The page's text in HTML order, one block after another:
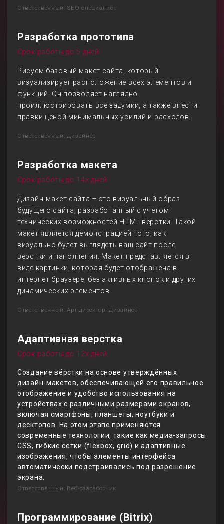
Ответственный: SEO специалист
Разработка прототипа
Срок работы до 5 дней
Рисуем базовый макет сайта, который
визуализирует расположение всех элементов и
функций. Он позволяет наглядно
проиллюстрировать все задумки, а также внести
правки ценой минимальных усилий и расходов.
Ответственный: Дизайнер
Разработка макета
Срок работы до 14х дней
Дизайн-макет сайта – это визуальный образ
будущего сайта, разработанный с учетом
технических возможностей HTML верстки. Такой
макет является демонстрацией того, как
визуально будет выглядеть ваш сайт после
верстки и наполнения. Макет представляется в
виде картинки, которая будет отображена в
интернет браузере, без активных кнопок и других
динамических элементов.
Ответственный: Арт-директор, Дизайнер
Адаптивная верстка
Срок работы до 12х дней
Создание вёрстки на основе утверждённых
дизайн-макетов, обеспечивающей его правильное
отображение и удобство использования на
устройствах с различными размерами экранов,
включая смартфоны, планшеты, ноутбуки и
десктопов. На этом этапе применяются
современные технологии, такие как медиа-запросы
CSS, гибкие сетки (flexbox, grid) и адаптивные
изображения, чтобы элементы интерфейса
автоматически подстраивались под разрешение
экрана.
Ответственный: Веб-разработчик
Программирование (Bitrix)